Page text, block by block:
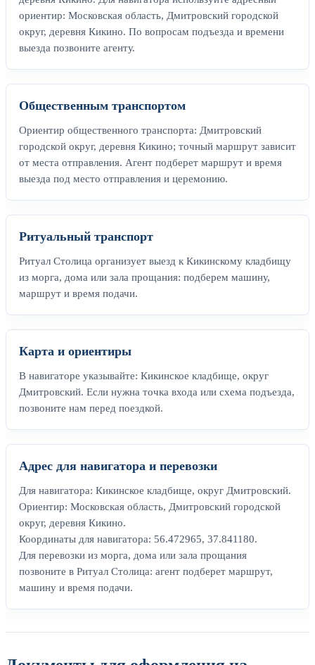
ориентир: Московская область, Дмитровский городской
округ, деревня Кикино. По вопросам подъезда и времени
выезда позвоните агенту.
Общественным транспортом
Ориентир общественного транспорта: Дмитровский
городской округ, деревня Кикино; точный маршрут зависит
от места отправления. Агент подберет маршрут и время
выезда под место отправления и церемонию.
Ритуальный транспорт
Ритуал Столица организует выезд к Кикинскому кладбищу
из морга, дома или зала прощания: подберем машину,
маршрут и время подачи.
Карта и ориентиры
В навигаторе указывайте: Кикинское кладбище, округ
Дмитровский. Если нужна точка входа или схема подъезда,
позвоните нам перед поездкой.
Адрес для навигатора и перевозки
Для навигатора: Кикинское кладбище, округ Дмитровский.
Ориентир: Московская область, Дмитровский городской
округ, деревня Кикино.
Координаты для навигатора: 56.472965, 37.841180.
Для перевозки из морга, дома или зала прощания
позвоните в Ритуал Столица: агент подберет маршрут,
машину и время подачи.